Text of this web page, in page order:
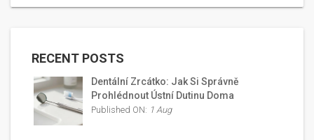
RECENT POSTS
Dentální Zrcátko: Jak Si Správně
Prohlédnout Ústní Dutinu Doma
Published ON: 1 Aug